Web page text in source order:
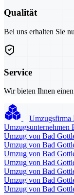
Qualität
Bei uns erhalten Sie
Service
Wir bieten Ihnen
Umzugsfirma
Umzugsunternehmen
Umzug von Bad
Umzug von Bad
Umzug von Bad
Umzug von Bad
Umzug von Bad
Umzug von Bad
Umzug von Bad